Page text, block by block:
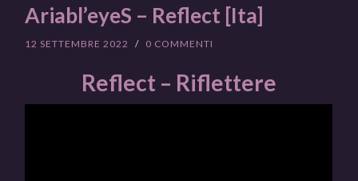
Ariabl’eyeS – Reflect [Ita]
12 SETTEMBRE 2022 / 0 COMMENTI
Reflect – Riflettere